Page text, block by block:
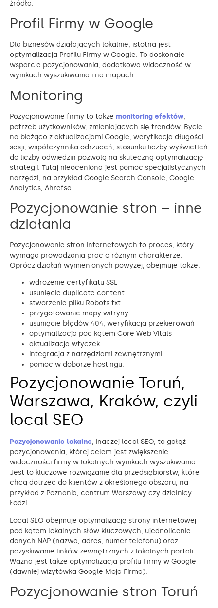
źródła.
Profil Firmy w Google
Dla biznesów działających lokalnie, istotna jest
optymalizacja Profilu Firmy w Google. To doskonałe
wsparcie pozycjonowania, dodatkowa widoczność w
wynikach wyszukiwania i na mapach.
Monitoring
Pozycjonowanie firmy to także monitoring efektów,
potrzeb użytkowników, zmieniających się trendów. Bycie
na bieżąco z aktualizacjami Google, weryfikacja długości
sesji, współczynnika odrzuceń, stosunku liczby wyświetleń
do liczby odwiedzin pozwolą na skuteczną optymalizację
strategii. Tutaj nieoceniona jest pomoc specjalistycznych
narzędzi, na przykład Google Search Console, Google
Analytics, Ahrefsa.
Pozycjonowanie stron – inne
działania
Pozycjonowanie stron internetowych to proces, który
wymaga prowadzania prac o różnym charakterze.
Oprócz działań wymienionych powyżej, obejmuje także:
wdrożenie certyfikatu SSL
usunięcie duplicate content
stworzenie pliku Robots.txt
przygotowanie mapy witryny
usunięcie błędów 404, weryfikacja przekierowań
optymalizacja pod kątem Core Web Vitals
aktualizacja wtyczek
integracja z narzędziami zewnętrznymi
pomoc w doborze hostingu.
Pozycjonowanie Toruń,
Warszawa, Kraków, czyli
local SEO
Pozycjonowanie lokalne, inaczej local SEO, to gałąź
pozycjonowania, której celem jest zwiększenie
widoczności firmy w lokalnych wynikach wyszukiwania.
Jest to kluczowe rozwiązanie dla przedsiębiorstw, które
chcą dotrzeć do klientów z określonego obszaru, na
przykład z Poznania, centrum Warszawy czy dzielnicy
Łodzi.
Local SEO obejmuje optymalizację strony internetowej
pod kątem lokalnych słów kluczowych, ujednolicenie
danych NAP (nazwa, adres, numer telefonu) oraz
pozyskiwanie linków zewnętrznych z lokalnych portali.
Ważna jest także optymalizacja profilu Firmy w Google
(dawniej wizytówka Google Moja Firma).
Pozycjonowanie stron Toruń